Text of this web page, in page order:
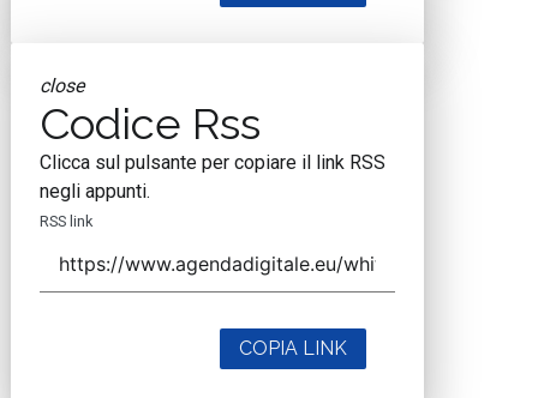
close
Codice Rss
Clicca sul pulsante per copiare il link RSS
negli appunti.
RSS link
COPIA LINK